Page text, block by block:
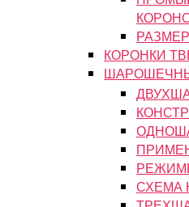
КОРОНКИ
СХЕМА